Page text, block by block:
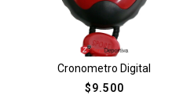
Cronometro Digital
$9.500